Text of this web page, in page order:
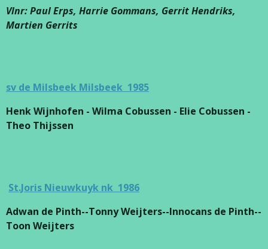
Vlnr: Paul Erps, Harrie Gommans, Gerrit Hendriks,
Martien Gerrits
sv de Milsbeek Milsbeek 1985
Henk Wijnhofen - Wilma Cobussen - Elie Cobussen -
Theo Thijssen
St.Joris Nieuwkuyk nk 1986
Adwan de Pinth--Tonny Weijters--Innocans de Pinth--
Toon Weijters